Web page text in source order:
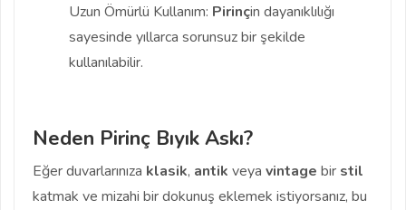
Uzun Ömürlü Kullanım: Pirinçin dayanıklılığı
sayesinde yıllarca sorunsuz bir şekilde
kullanılabilir.
Neden Pirinç Bıyık Askı?
Eğer duvarlarınıza klasik, antik veya vintage bir stil
katmak ve mizahi bir dokunuş eklemek istiyorsanız, bu